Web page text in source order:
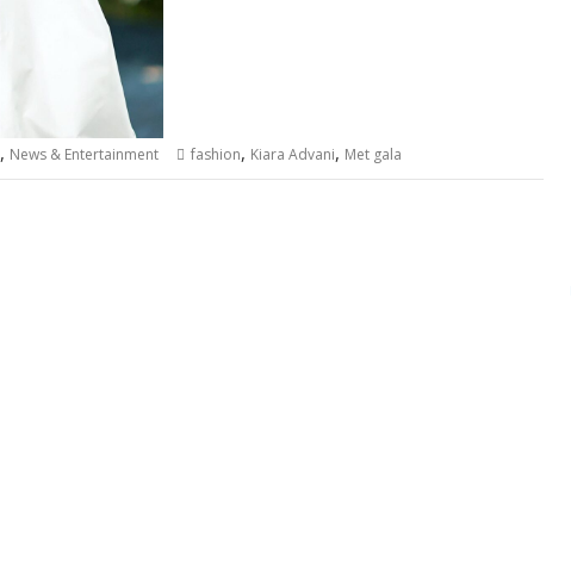
, News & Entertainment fashion, Kiara Advani, Met gala